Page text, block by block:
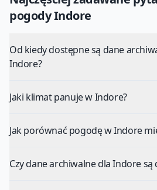
pogodyIndore
Od kiedy dostępne są dane
Indore?
Jaki klimat panuje w Indore?
Jak porównać pogodę w Indore
Czy dane archiwalne dla Indore są